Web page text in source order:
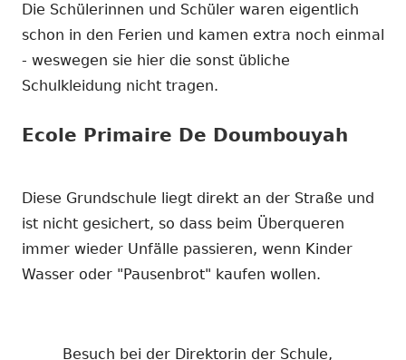
Die Schülerinnen und Schüler waren eigentlich
schon in den Ferien und kamen extra noch einmal
- weswegen sie hier die sonst übliche
Schulkleidung nicht tragen.
Ecole Primaire De Doumbouyah
Diese Grundschule liegt direkt an der Straße und
ist nicht gesichert, so dass beim Überqueren
immer wieder Unfälle passieren, wenn Kinder
Wasser oder "Pausenbrot" kaufen wollen.
Besuch bei der Direktorin der Schule,